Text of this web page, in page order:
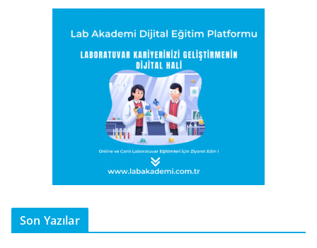
Son Yazılar